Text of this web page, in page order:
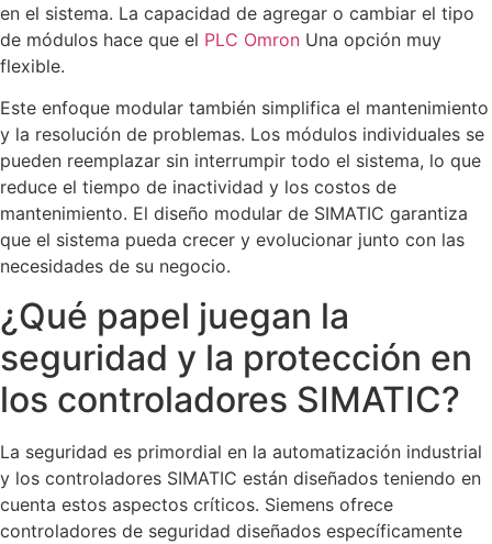
en el sistema. La capacidad de agregar o cambiar el tipo
de módulos hace que el PLC Omron Una opción muy
flexible.
Este enfoque modular también simplifica el mantenimiento
y la resolución de problemas. Los módulos individuales se
pueden reemplazar sin interrumpir todo el sistema, lo que
reduce el tiempo de inactividad y los costos de
mantenimiento. El diseño modular de SIMATIC garantiza
que el sistema pueda crecer y evolucionar junto con las
necesidades de su negocio.
¿Qué papel juegan la
seguridad y la protección en
los controladores SIMATIC?
La seguridad es primordial en la automatización industrial
y los controladores SIMATIC están diseñados teniendo en
cuenta estos aspectos críticos. Siemens ofrece
controladores de seguridad diseñados específicamente